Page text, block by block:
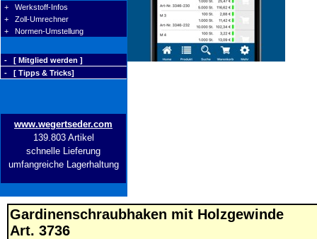
+ Werkstoff-Infos
+ Zoll-Umrechner
+ Normen-Umstellung
- [ Mitglied werden ]
- [ Tipps & Tricks]
www.wegertseder.com
139.803 Artikel
schnelle Lieferung
umfangreiche Lagerhaltung
Gardinenschraubhaken mit Holzgewinde
Art. 3736